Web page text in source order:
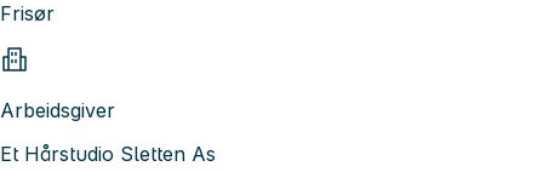
Frisør
Arbeidsgiver
Et Hårstudio Sletten As